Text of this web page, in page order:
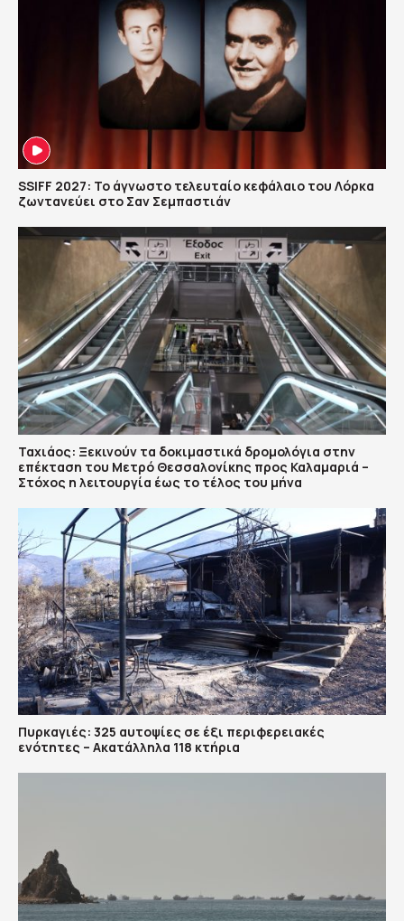
SSIFF 2027: Το άγνωστο τελευταίο κεφάλαιο του Λόρκα
ζωντανεύει στο Σαν Σεμπαστιάν
Ταχιάος: Ξεκινούν τα δοκιμαστικά δρομολόγια στην
επέκταση του Μετρό Θεσσαλονίκης προς Καλαμαριά –
Στόχος η λειτουργία έως το τέλος του μήνα
Πυρκαγιές: 325 αυτοψίες σε έξι περιφερειακές
ενότητες – Ακατάλληλα 118 κτήρια